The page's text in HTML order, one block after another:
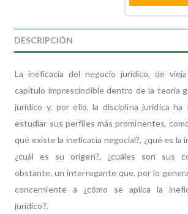
DESCRIPCIÓN
La ineficacia del negocio jurídico, de
capítulo imprescindible dentro de la teoría
jurídico y, por ello, la disciplina jurídica ha
estudiar sus perfiles más prominentes,
qué existe la ineficacia negocial?, ¿qué es la
¿cuál es su origen?, ¿cuáles son sus
obstante, un interrogante que, por lo
concerniente a ¿cómo se aplica la
jurídico?.